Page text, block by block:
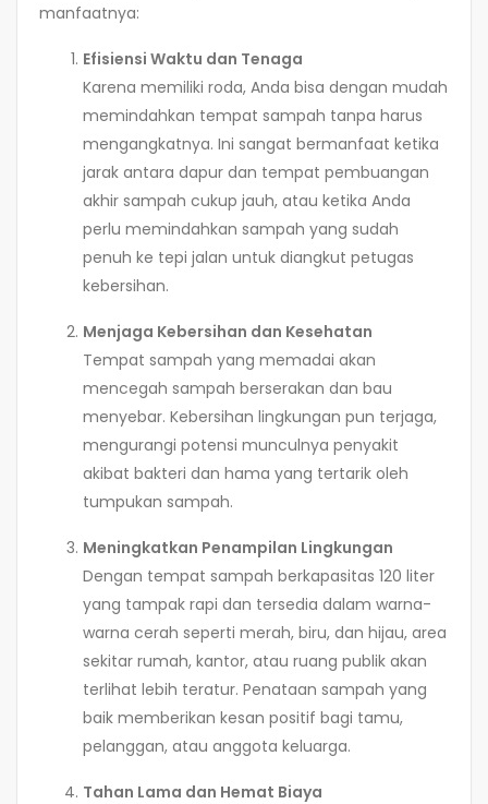
manfaatnya:
Efisiensi Waktu dan Tenaga
Karena memiliki roda, Anda bisa dengan mudah
memindahkan tempat sampah tanpa harus
mengangkatnya. Ini sangat bermanfaat ketika
jarak antara dapur dan tempat pembuangan
akhir sampah cukup jauh, atau ketika Anda
perlu memindahkan sampah yang sudah
penuh ke tepi jalan untuk diangkut petugas
kebersihan.
Menjaga Kebersihan dan Kesehatan
Tempat sampah yang memadai akan
mencegah sampah berserakan dan bau
menyebar. Kebersihan lingkungan pun terjaga,
mengurangi potensi munculnya penyakit
akibat bakteri dan hama yang tertarik oleh
tumpukan sampah.
Meningkatkan Penampilan Lingkungan
Dengan tempat sampah berkapasitas 120 liter
yang tampak rapi dan tersedia dalam warna-
warna cerah seperti merah, biru, dan hijau, area
sekitar rumah, kantor, atau ruang publik akan
terlihat lebih teratur. Penataan sampah yang
baik memberikan kesan positif bagi tamu,
pelanggan, atau anggota keluarga.
Tahan Lama dan Hemat Biaya